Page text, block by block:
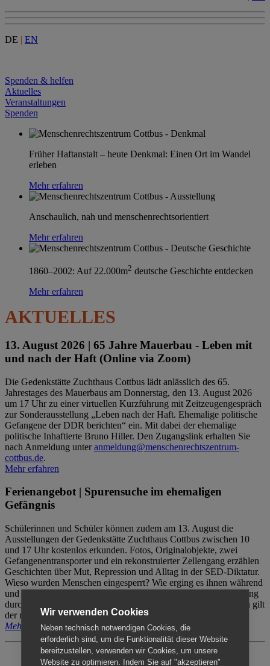
DE | EN
Spenden & helfen
Aktuelles
Veranstaltungen
Spenden
Früher Haftanstalt – heute Denkmal: Einen Ort im Wandel
erleben
Mehr erfahren
Anschaulich, nah und menschenrechtsorientiert
Mehr erfahren
1860–2002: Auf 22.000m2 deutsche Geschichte entdecken
Mehr erfahren
AKTUELLES
13. August 2026 | 65 Jahre Mauerbau - Leben mit
und nach der Haft (Online via Zoom)
Die Gedenkstätte Zuchthaus Cottbus lädt anlässlich des 65.
Jahrestages des Mauerbaus am Donnerstag, den 13. August 2026
um 17 Uhr zu einer virtuellen Kurzführung mit Zeitzeugengespräch
zur Sonderausstellung „Leben nach der Haft. Ehemalige politische
Gefangene der DDR berichten“ ein. Mit dabei der ehemalige
politische Inhaftierte Bruno Hiller. Den Zugangslink erhalten Sie
nach Anmeldung unteranmeldung@menschenrechtszentrum-
cottbus.de.
Mehr erfahren
Ferienangebot | Spurensuche im ehemaligen
Gefängnis
Schülerinnen und Schüler können zudem am 13. August die
Ausstellungen der Gedenkstätte Zuchthaus Cottbus zwischen 10
und 17 Uhr kostenlos erkunden. Fotos, Originalobjekte, zwei
Gefangenentransporter und ein rekonstruierter Zellengang erzählen
Geschichten über Mut, Repression und Alltag in der SED-Diktatur.
Wieso wurden Menschen eingesperrt? Wie erging es ihnen während
und nach der Haft? Der Besuch erfolgt individuell ohne Betreuung
durch das Menschenrechtszentrum Cottbus. Für Begleitpersonen gilt
der reguläre Eintritt (8€ / ermäßigt 5€).
Mehr erfahren
Wir verwenden Cookies
Neben technisch notwendigen Cookies, die
erforderlich sind, um die Funktionalität dieser Website
bereitzustellen, verwenden wir Cookies, um unsere
Website zu optimieren. Indem Sie auf "akzeptieren"